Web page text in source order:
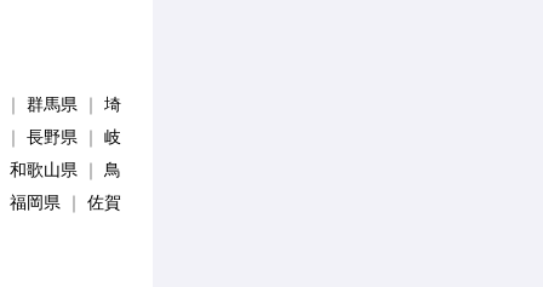
｜ 群馬県 ｜ 埼
｜ 長野県 ｜ 岐
和歌山県 ｜ 鳥
福岡県 ｜ 佐賀